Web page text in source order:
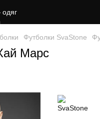
Футболки SvaStone
Марс